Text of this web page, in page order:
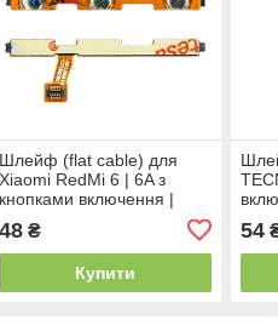
Шлейф (flat cable) для
Xiaomi RedMi 6 | 6A з
кнопками включення |
вимикання і регулювання
гучності
48₴
Купити
54